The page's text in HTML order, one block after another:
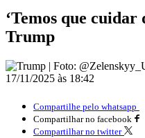
‘Temos que cuidar
Trump
17/11/2025 às 18:42
Compartilhe pelo whatsapp
Compartilhar no facebook
Compartilhar no twitter